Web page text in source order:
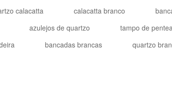
calacatta calacatta branco
azulejos de quartzo tampo de
bancadas brancas quartzo